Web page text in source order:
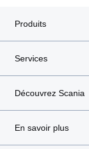
Produits
Services
Découvrez Scania
En savoir plus